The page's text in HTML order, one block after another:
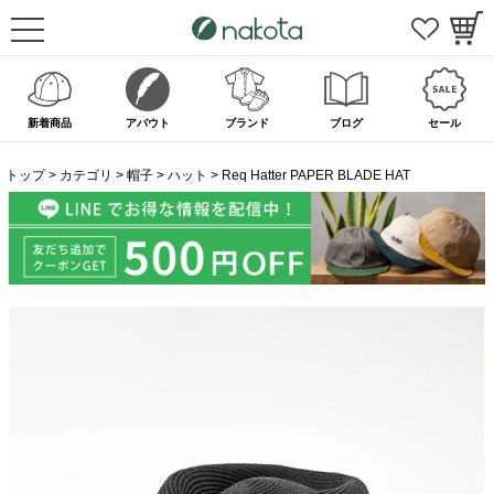
新着商品 アバウト ブランド ブログ セール
トップ カテゴリ 帽子 ハット Req Hatter PAPER BLADE HAT